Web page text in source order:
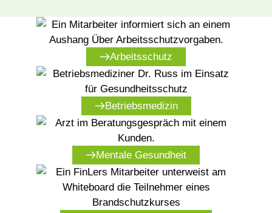
Arbeitsschutz
Betriebsmedizin
Mentale Gesundheit